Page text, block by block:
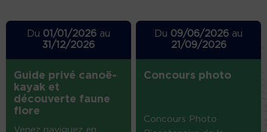
Du 01/01/2026au
31/12/2026
Guide privé canoë-
kayak et
découverte faune
flore
Venez naviguez en
Du 09/06/2026 au
21/09/2026
Concours photo
Concours Photo